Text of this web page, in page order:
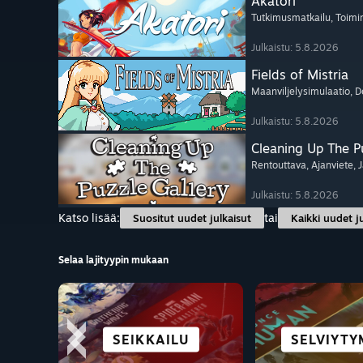
Tutkimusmatkailu,
Julkaistu: 5.8.2026
Fields of Mistria
Maanviljelysimulaatio,
Julkaistu: 5.8.2026
Cleaning Up The
Rentouttava, Ajanviete,
Julkaistu: 5.8.2026
Katso lisää:
Suositut uudet julkaisut tai Kaikki uudet
Selaa lajityypin mukaan
SEIKKAILU
VISUAL NOVEL AVOIN
ROOLIPELIT
JUONELLISET